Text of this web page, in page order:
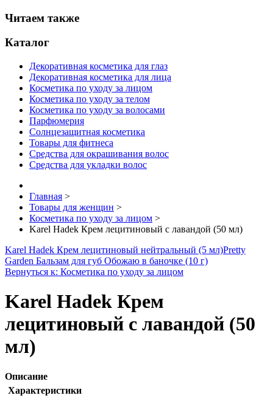
Читаем также
Каталог
Декоративная косметика для глаз
Декоративная косметика для лица
Косметика по уходу за лицом
Косметика по уходу за телом
Косметика по уходу за волосами
Парфюмерия
Солнцезащитная косметика
Товары для фитнеса
Средства для окрашивания волос
Средства для укладки волос
Главная >
Товары для женщин >
Косметика по уходу за лицом >
Karel Hadek Крем лецитиновый с лавандой (50 мл)
Karel Hadek Крем лецитиновый нейтральный (5 мл)Pretty
Garden Бальзам для губ Обожаю в баночке (10 г)
Вернуться к: Косметика по уходу за лицом
Karel Hadek Крем
лецитиновый с лавандой (50
мл)
Описание
Характеристики